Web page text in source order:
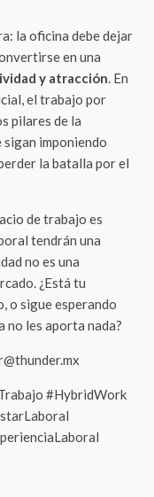
la oficina debe dejar
en una
y atracción. En
el trabajo por
pilares de la
imponiendo
la batalla por el
de trabajo es
tendrán una
no es una
¿Está tu
o sigue esperando
no les aporta nada?
#HybridWork